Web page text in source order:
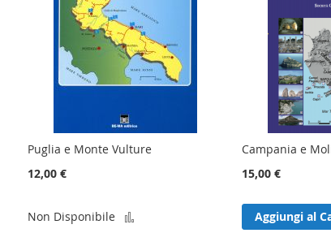
Puglia e Monte Vulture
12,00 €
Non Disponibile
Campania e
15,00 €
Aggiungi al